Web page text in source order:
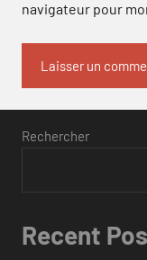
navigateur pour
Rechercher
Recent